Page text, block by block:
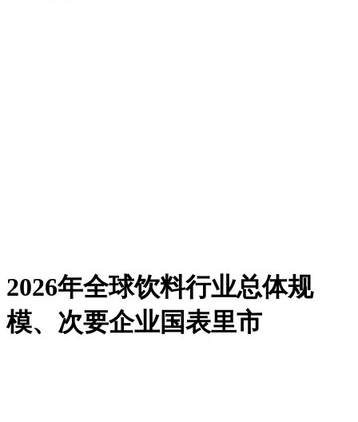
2026年全球饮料行业总体规
模、次要企业国表里市